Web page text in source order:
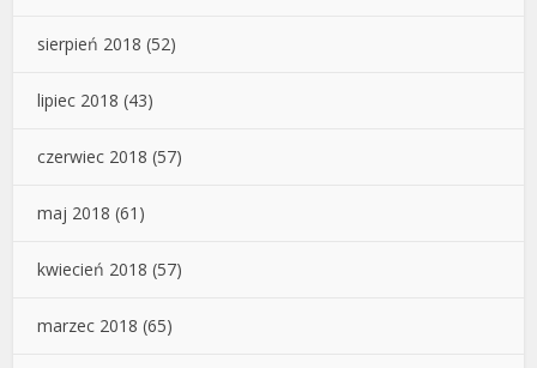
sierpień 2018 (52)
lipiec 2018 (43)
czerwiec 2018 (57)
maj 2018 (61)
kwiecień 2018 (57)
marzec 2018 (65)